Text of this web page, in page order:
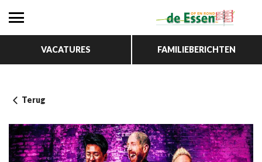
VACATURES FAMILIEBERICHTEN
Terug